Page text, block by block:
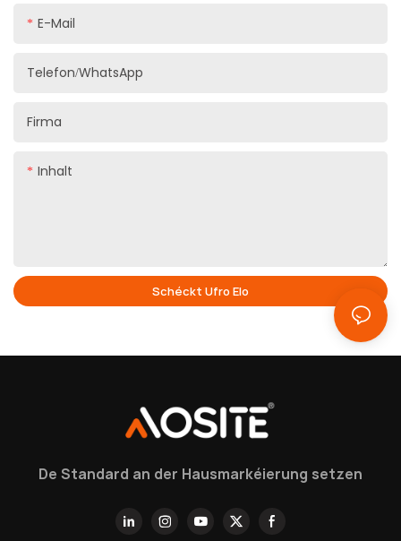
E-Mail
Telefon/WhatsApp
Firma
Inhalt
Schéckt Ufro Elo
De Standard an der Hausmarkéierung setzen